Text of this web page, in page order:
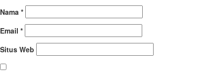
Nama *
Email *
Situs Web